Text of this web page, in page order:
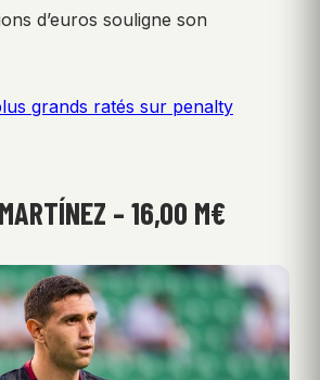
d’euros souligne son
grands ratés sur penalty
– 16,00 M€